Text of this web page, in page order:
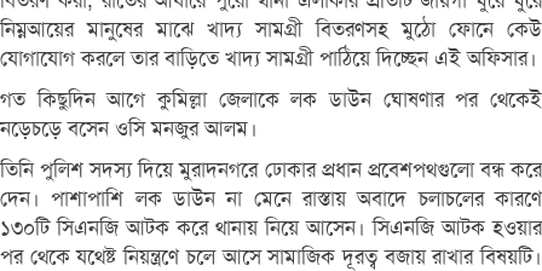
নিম্নআয়ের মানুষের মাঝে খাদ্য সামগ্রী বিতরণসহ মুঠো ফোনে কেউ
যোগাযোগ করলে তার বাড়িতে খাদ্য সামগ্রী পাঠিয়ে দিচ্ছেন এই অফিসার।
গত কিছুদিন আগে কুমিল্লা জেলাকে লক ডাউন ঘোষণার পর থেকেই
নড়েচড়ে বসেন ওসি মনজুর আলম।
তিনি পুলিশ সদস্য দিয়ে মুরাদনগরে ঢোকার প্রধান প্রবেশপথগুলো বন্ধ করে
দেন। পাশাপাশি লক ডাউন না মেনে রাস্তায় অবাদে চলাচলের কারণে
১৩০টি সিএনজি আটক করে থানায় নিয়ে আসেন। সিএনজি আটক হওয়ার
পর থেকে যথেষ্ট নিয়ন্ত্রণে চলে আসে সামাজিক দূরত্ব বজায় রাখার বিষয়টি।